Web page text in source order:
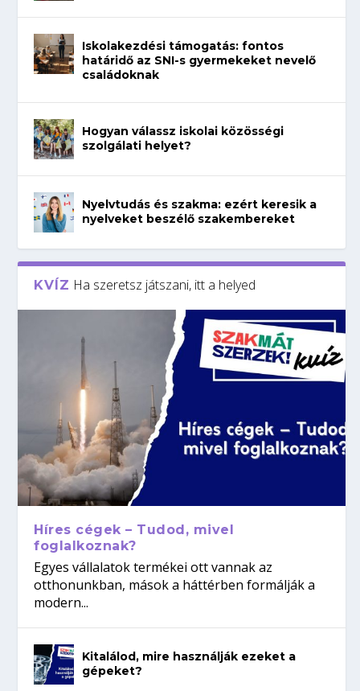
Iskolakezdési támogatás: fontos
határidő az SNI-s gyermekeket nevelő
családoknak
Hogyan válassz iskolai közösségi
szolgálati helyet?
Nyelvtudás és szakma: ezért keresik a
nyelveket beszélő szakembereket
KVÍZ Ha szeretsz játszani, itt a helyed
Híres cégek – Tudod, mivel
foglalkoznak?
Egyes vállalatok termékei ott vannak az
otthonunkban, mások a háttérben formálják a
modern...
Kitalálod, mire használják ezeket a
gépeket?